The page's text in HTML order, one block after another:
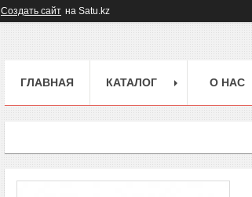
Создать сайт на Satu.kz
ГЛАВНАЯ КАТАЛОГ О НАС